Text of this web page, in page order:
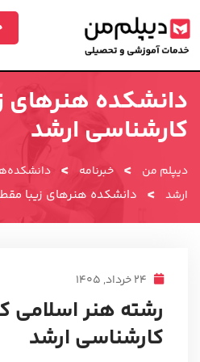
به
محتوا
دانشکده هنرهای
کارشناسی ارشد
دیپلم من > خبرنامه >
ارشد > دانشکده هنرهای زیبا
رشته هنر اسلامی
کارشناسی ارشد